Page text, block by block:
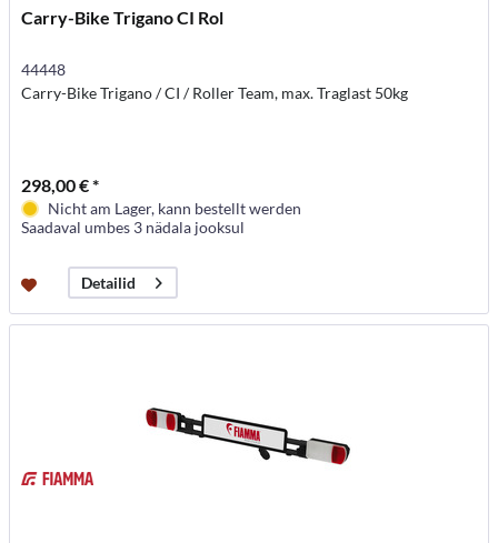
Carry-Bike Trigano CI Rol
44448
Carry-Bike Trigano / CI / Roller Team, max. Traglast 50kg
298,00 € *
Nicht am Lager, kann bestellt werden
Saadaval umbes 3 nädala jooksul
Detailid